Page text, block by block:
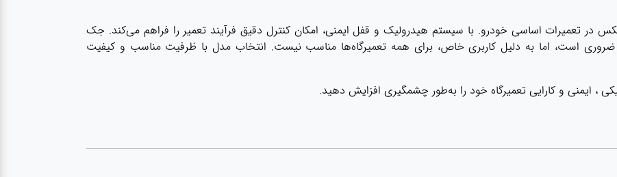
در تعمیرات اساسی خودرو. با سیستم هیدرولیک و قفل ایمنی، امکان کنترل دقیق فرآیند تعمیر را فراهم می‌کند. جک
ضروری است، اما به دلیل کاربری خاص، برای همه تعمیرگاه‌ها مناسب نیست. انتخاب مدل با ظرفیت مناسب و کیفیت
، ایمنی و کارایی تعمیرگاه خود را به‌طور چشمگیری افزایش دهید.